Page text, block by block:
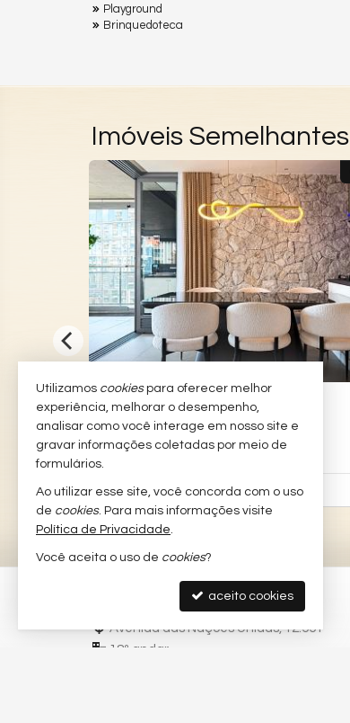
Playground
Brinquedoteca
Imóveis Semelhantes
#815
SÃO PAULO - BROOKLIN NOVO
Apartamento no Edifício o Parque
3 4 3 167,
R$ 3.700.000,00
Avenida das Nações Unidas, 12.551
18º andar
Utilizamos cookiespara oferecer melhor
experiência, melhorar o desempenho,
analisar como você interage em nosso site e
gravar informações coletadas por meio de
formulários.
Ao utilizar esse site, você concorda com o uso
de cookies. Para mais informações visite
Política de Privacidade.
Você aceita o uso de cookies?
aceito cookies